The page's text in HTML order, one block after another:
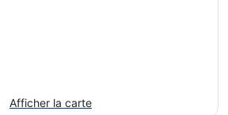
Afficher la carte